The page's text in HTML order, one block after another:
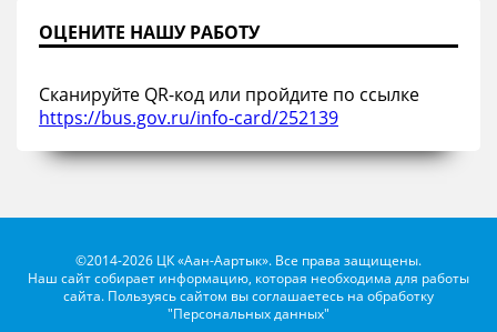
ОЦЕНИТЕ НАШУ РАБОТУ
Сканируйте QR-код или пройдите по ссылке
https://bus.gov.ru/info-card/252139
©2014-2026 ЦК «Аан-Аартык». Все права защищены.
Наш сайт собирает информацию, которая необходима для работы
сайта. Пользуясь сайтом вы соглашаетесь на обработку
"Персональных данных"